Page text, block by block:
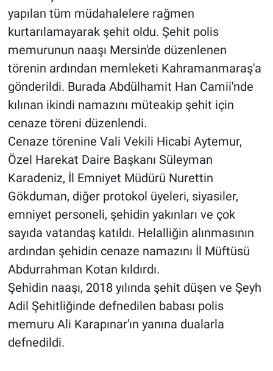
yapılan tüm müdahalelere rağmen
kurtarılamayarak şehit oldu. Şehit polis
memurunun naaşı Mersin'de düzenlenen
törenin ardından memleketi Kahramanmaraş'a
gönderildi. Burada Abdülhamit Han Camii'nde
kılınan ikindi namazını müteakip şehit için
cenaze töreni düzenlendi.
Cenaze törenine Vali Vekili Hicabi Aytemur,
Özel Harekat Daire Başkanı Süleyman
Karadeniz, İl Emniyet Müdürü Nurettin
Gökduman, diğer protokol üyeleri, siyasiler,
emniyet personeli, şehidin yakınları ve çok
sayıda vatandaş katıldı. Helalliğin alınmasının
ardından şehidin cenaze namazını İl Müftüsü
Abdurrahman Kotan kıldırdı.
Şehidin naaşı, 2018 yılında şehit düşen ve Şeyh
Adil Şehitliğinde defnedilen babası polis
memuru Ali Karapınar'ın yanına dualarla
defnedildi.